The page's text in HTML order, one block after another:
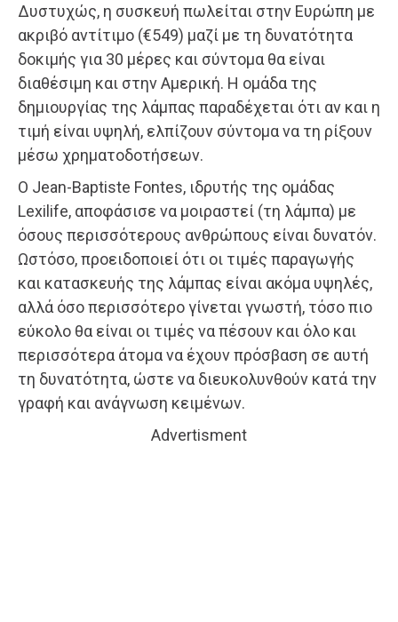
Δυστυχώς, η συσκευή πωλείται στην Ευρώπη με
ακριβό αντίτιμο (€549) μαζί με τη δυνατότητα
δοκιμής για 30 μέρες και σύντομα θα είναι
διαθέσιμη και στην Αμερική. Η ομάδα της
δημιουργίας της λάμπας παραδέχεται ότι αν και η
τιμή είναι υψηλή, ελπίζουν σύντομα να τη ρίξουν
μέσω χρηματοδοτήσεων.
Ο Jean-Baptiste Fontes, ιδρυτής της ομάδας
Lexilife, αποφάσισε να μοιραστεί (τη λάμπα) με
όσους περισσότερους ανθρώπους είναι δυνατόν.
Ωστόσο, προειδοποιεί ότι οι τιμές παραγωγής
και κατασκευής της λάμπας είναι ακόμα υψηλές,
αλλά όσο περισσότερο γίνεται γνωστή, τόσο πιο
εύκολο θα είναι οι τιμές να πέσουν και όλο και
περισσότερα άτομα να έχουν πρόσβαση σε αυτή
τη δυνατότητα, ώστε να διευκολυνθούν κατά την
γραφή και ανάγνωση κειμένων.
Advertisment